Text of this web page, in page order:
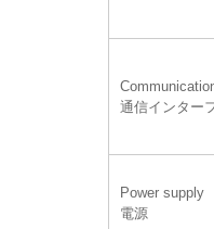
通信インター
Power supply
電源